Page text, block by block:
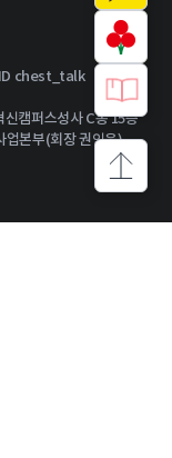
상단으
ID chest_talk
캠퍼스성사 C동 15층
업본부(회장 권인욱)